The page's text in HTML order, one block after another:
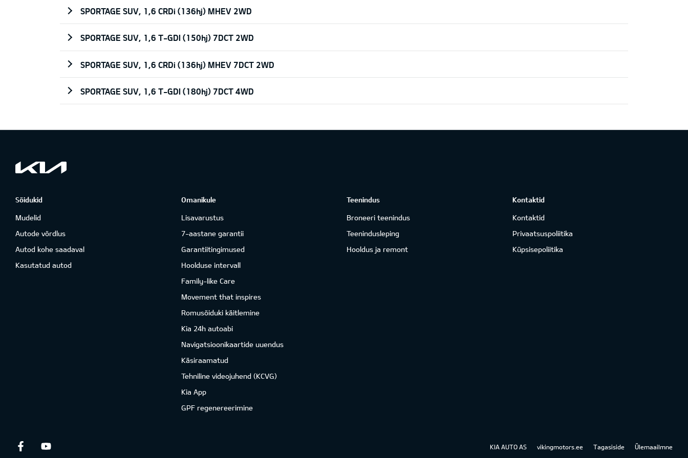
SPORTAGE SUV, 1,6 CRDi (136hj) MHEV 2WD
SPORTAGE SUV, 1,6 T-GDI (150hj) 7DCT 2WD
SPORTAGE SUV, 1,6 CRDi (136hj) MHEV 7DCT 2WD
SPORTAGE SUV, 1,6 T-GDI (180hj) 7DCT 4WD
Sõidukid
Mudelid
Autode võrdlus
Autod kohe saadaval
Kasutatud autod
Omanikule
Lisavarustus
7-aastane garantii
Garantiitingimused
Hoolduse intervall
Family-like Care
Movement that inspires
Romusõiduki käitlemine
Kia 24h autoabi
Navigatsioonikaartide uuendus
Käsiraamatud
Tehniline videojuhend (KCVG)
Kia App
GPF regenereerimine
Teenindus
Broneeri teenindus
Teenindusleping
Hooldus ja remont
Kontaktid
Kontaktid
Privaatsuspoliitika
Küpsisepoliitika
Facebook KIA AUTO AS vikingmotors.ee Tagasiside Ülemaailmne